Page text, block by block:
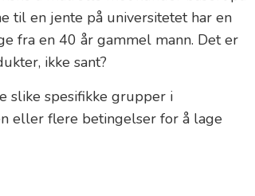
til en jente på universitetet har en
fra en 40 år gammel mann. Det er
ikke sant?
slike spesifikke grupper i
eller flere betingelser for å lage